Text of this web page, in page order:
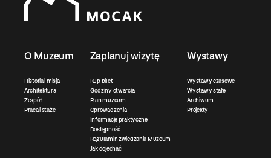
O Muzeum
Historia i misja
Architektura
Zespół
Praca i staże
Zaplanuj wizytę
Kup bilet
Godziny otwarcia
Plan muzeum
Oprowadzenia
Informacje praktyczne
Dostępność
Regulamin zwiedzania Muzeum
Jak dojechać
Wystawy
Wystawy czasowe
Wystawy stałe
Archiwum
Projekty